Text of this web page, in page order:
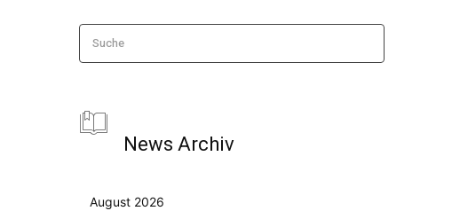
Suche
News Archiv
August 2026